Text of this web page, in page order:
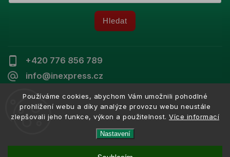
Používáme cookies, abychom Vám umožnili pohodlné
prohlížení webu a díky analýze provozu webu neustále
zlepšovali jeho funkce, výkon a použitelnost. Více informací
Nastavení
+420 776 856 789
info@inexpress.cz
Hledat
Copyright 2026Inexpress . Všechna práva vyhrazena.
VytvořilShoptet| Design